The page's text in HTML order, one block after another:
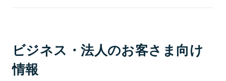
ビジネス・法人のお客さま向け
情報